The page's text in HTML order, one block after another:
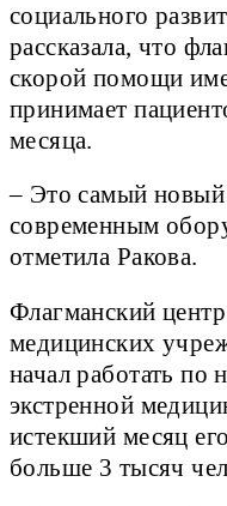
социального
рассказала, что
скорой помощи
принимает
месяца.
– Это самый
современным
отметила Ракова.
Флагманский
медицинских
начал работать по
экстренной
истекший месяц
больше 3 тысяч